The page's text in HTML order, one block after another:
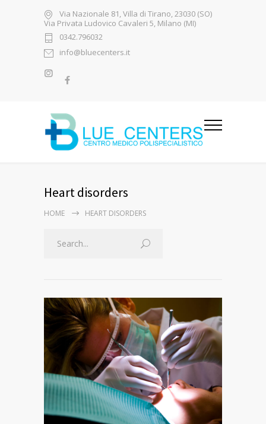
Via Nazionale 81, Villa di Tirano, 23030 (SO)
Via Privata Ludovico Cavaleri 5, Milano (MI)
0342.796032
info@bluecenters.it
Heart disorders
HOME HEART DISORDERS